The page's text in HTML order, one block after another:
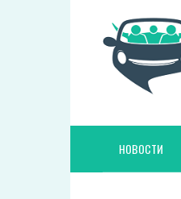
НОВОСТИ